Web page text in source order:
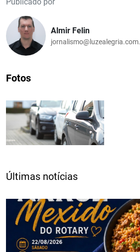
Publicado por
Almir Felin
Fotos
Últimas notícias